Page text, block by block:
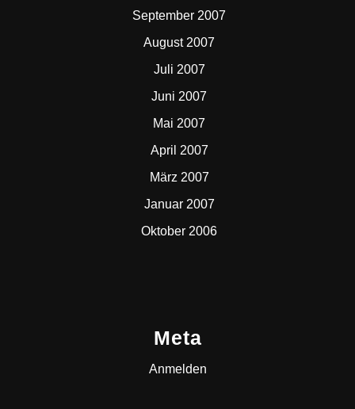
September 2007
August 2007
Juli 2007
Juni 2007
Mai 2007
April 2007
März 2007
Januar 2007
Oktober 2006
Meta
Anmelden